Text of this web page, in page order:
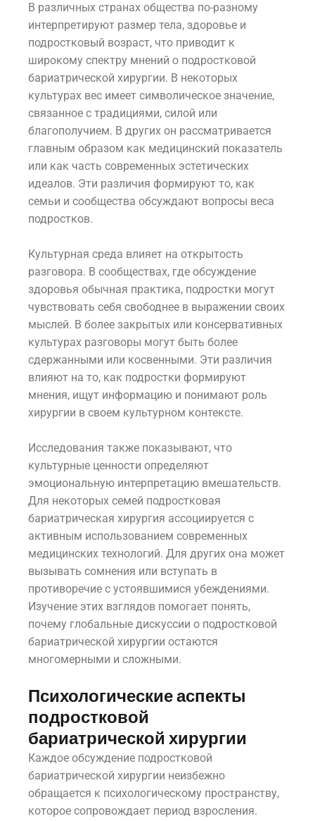
В различных странах общества по-разному
интерпретируют размер тела, здоровье и
подростковый возраст, что приводит к
широкому спектру мнений о подростковой
бариатрической хирургии. В некоторых
культурах вес имеет символическое значение,
связанное с традициями, силой или
благополучием. В других он рассматривается
главным образом как медицинский показатель
или как часть современных эстетических
идеалов. Эти различия формируют то, как
семьи и сообщества обсуждают вопросы веса
подростков.
Культурная среда влияет на открытость
разговора. В сообществах, где обсуждение
здоровья обычная практика, подростки могут
чувствовать себя свободнее в выражении своих
мыслей. В более закрытых или консервативных
культурах разговоры могут быть более
сдержанными или косвенными. Эти различия
влияют на то, как подростки формируют
мнения, ищут информацию и понимают роль
хирургии в своем культурном контексте.
Исследования также показывают, что
культурные ценности определяют
эмоциональную интерпретацию вмешательств.
Для некоторых семей подростковая
бариатрическая хирургия ассоциируется с
активным использованием современных
медицинских технологий. Для других она может
вызывать сомнения или вступать в
противоречие с устоявшимися убеждениями.
Изучение этих взглядов помогает понять,
почему глобальные дискуссии о подростковой
бариатрической хирургии остаются
многомерными и сложными.
Психологические аспекты
подростковой
бариатрической хирургии
Каждое обсуждение подростковой
бариатрической хирургии неизбежно
обращается к психологическому пространству,
которое сопровождает период взросления.